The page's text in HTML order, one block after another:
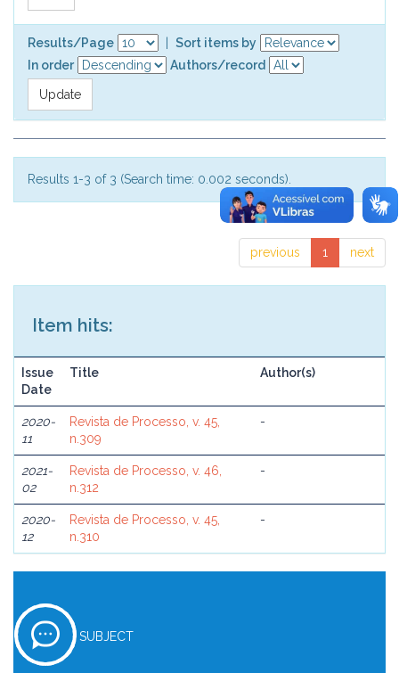
Results/Page
Sort items by
In order
Authors/record
Results 1-3 of 3 (Search time: 0.002 seconds).
previous 1 next
Item hits:
Issue
Date
Title Author(s)
2020-
11
Revista de Processo, v. 45,
n.309
-
2021-
02
Revista de Processo, v. 46,
n.312
-
2020-
12
Revista de Processo, v. 45,
n.310
-
SUBJECT